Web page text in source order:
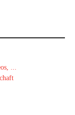
...